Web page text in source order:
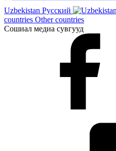
Uzbekistan Русский
countries Other countries
Сошиал медиа сувгууд